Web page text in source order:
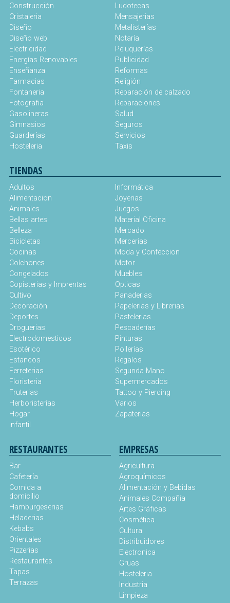
Construcción
Cristaleria
Diseño
Diseño web
Electricidad
Energías Renovables
Enseñanza
Farmacias
Fontaneria
Fotografia
Gasolineras
Gimnasios
Guarderías
Hosteleria
Ludotecas
Mensajerias
Metalisterías
Notaría
Peluquerías
Publicidad
Reformas
Religión
Reparación de calzado
Reparaciones
Salud
Seguros
Servicios
Taxis
TIENDAS
Adultos
Alimentacion
Animales
Bellas artes
Belleza
Bicicletas
Cocinas
Colchones
Congelados
Copisterias y Imprentas
Cultivo
Decoración
Deportes
Droguerias
Electrodomesticos
Esotérico
Estancos
Ferreterias
Floristeria
Fruterias
Herboristerías
Hogar
Infantil
Informática
Joyerias
Juegos
Material Oficina
Mercado
Mercerías
Moda y Confeccion
Motor
Muebles
Opticas
Panaderias
Papelerias y Librerias
Pastelerias
Pescaderías
Pinturas
Pollerías
Regalos
Segunda Mano
Supermercados
Tattoo y Piercing
Varios
Zapaterias
RESTAURANTES
Bar
Cafetería
Comida a
domicilio
Hamburgeserias
Heladerias
Kebabs
Orientales
Pizzerias
Restaurantes
Tapas
Terrazas
EMPRESAS
Agricultura
Agroquímicos
Alimentación y Bebidas
Animales Compañía
Artes Gráficas
Cosmética
Cultura
Distribuidores
Electronica
Gruas
Hosteleria
Industria
Limpieza